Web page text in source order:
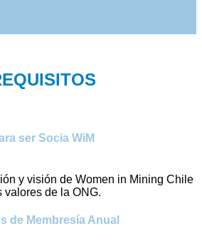
ser Socia WiM
y visión de Women in Mining Chile
valores de la ONG.
de Membresía Anual